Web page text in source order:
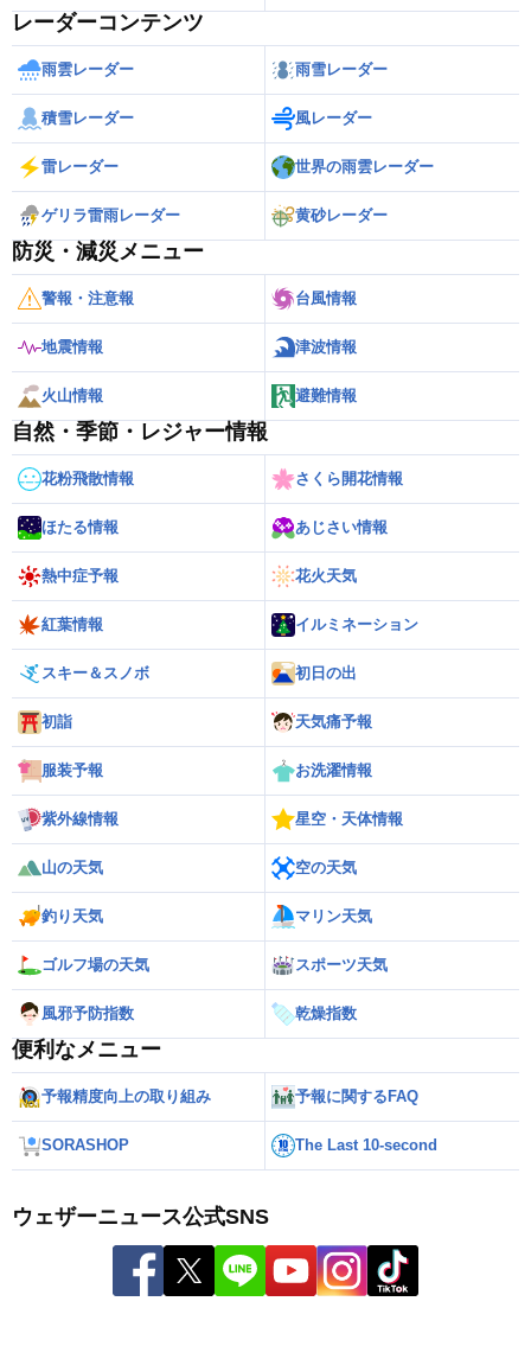
レーダーコンテンツ
雨雲レーダー 雨雪レーダー
積雪レーダー 風レーダー
雷レーダー 世界の雨雲レーダー
ゲリラ雷雨レーダー 黄砂レーダー
防災・減災メニュー
警報・注意報 台風情報
地震情報 津波情報
火山情報 避難情報
自然・季節・レジャー情報
花粉飛散情報 さくら開花情報
ほたる情報 あじさい情報
熱中症予報 花火天気
紅葉情報 イルミネーション
スキー＆スノボ 初日の出
初詣 天気痛予報
服装予報 お洗濯情報
紫外線情報 星空・天体情報
山の天気 空の天気
釣り天気 マリン天気
ゴルフ場の天気 スポーツ天気
風邪予防指数 乾燥指数
便利なメニュー
予報精度向上の取り組み 予報に関するFAQ
SORASHOP The Last 10-second
ウェザーニュース公式SNS